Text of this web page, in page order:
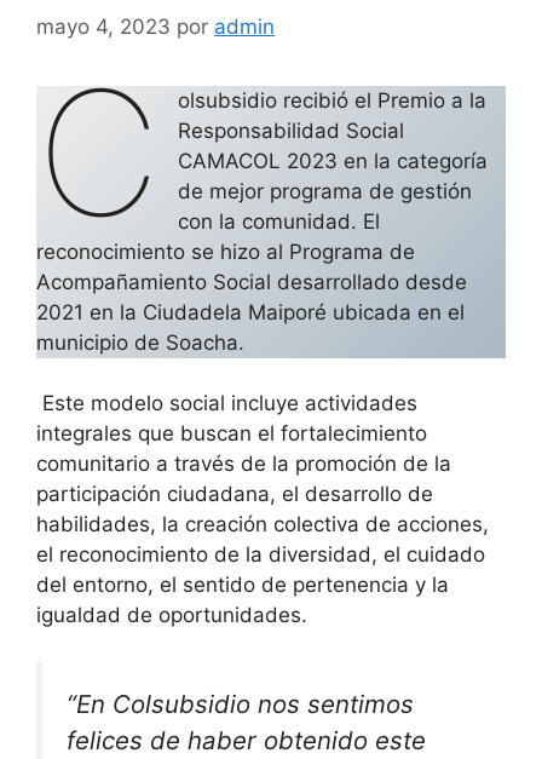
mayo 4, 2023 por admin
C
olsubsidio recibió el Premio a la
Responsabilidad Social
CAMACOL 2023 en la categoría
de mejor programa de gestión
con la comunidad. El
reconocimiento se hizo al Programa de
Acompañamiento Social desarrollado desde
2021 en la Ciudadela Maiporé ubicada en el
municipio de Soacha.
Este modelo social incluye actividades
integrales que buscan el fortalecimiento
comunitario a través de la promoción de la
participación ciudadana, el desarrollo de
habilidades, la creación colectiva de acciones,
el reconocimiento de la diversidad, el cuidado
del entorno, el sentido de pertenencia y la
igualdad de oportunidades.
“En Colsubsidio nos sentimos
felices de haber obtenido este